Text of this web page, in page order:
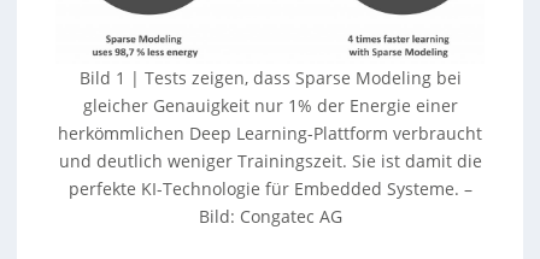
Bild 1 | Tests zeigen, dass Sparse Modeling bei
gleicher Genauigkeit nur 1% der Energie einer
herkömmlichen Deep Learning-Plattform verbraucht
und deutlich weniger Trainingszeit. Sie ist damit die
perfekte KI-Technologie für Embedded Systeme. –
Bild: Congatec AG